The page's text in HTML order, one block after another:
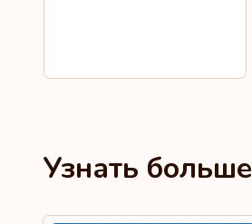
Узнать больше